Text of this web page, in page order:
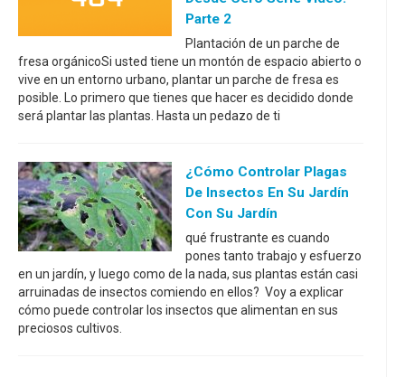
Parte 2
Plantación de un parche de
fresa orgánicoSi usted tiene un montón de espacio abierto o
vive en un entorno urbano, plantar un parche de fresa es
posible. Lo primero que tienes que hacer es decidido donde
será plantar las plantas. Hasta un pedazo de ti
¿Cómo Controlar Plagas
De Insectos En Su Jardín
Con Su Jardín
qué frustrante es cuando
pones tanto trabajo y esfuerzo
en un jardín, y luego como de la nada, sus plantas están casi
arruinadas de insectos comiendo en ellos? Voy a explicar
cómo puede controlar los insectos que alimentan en sus
preciosos cultivos.